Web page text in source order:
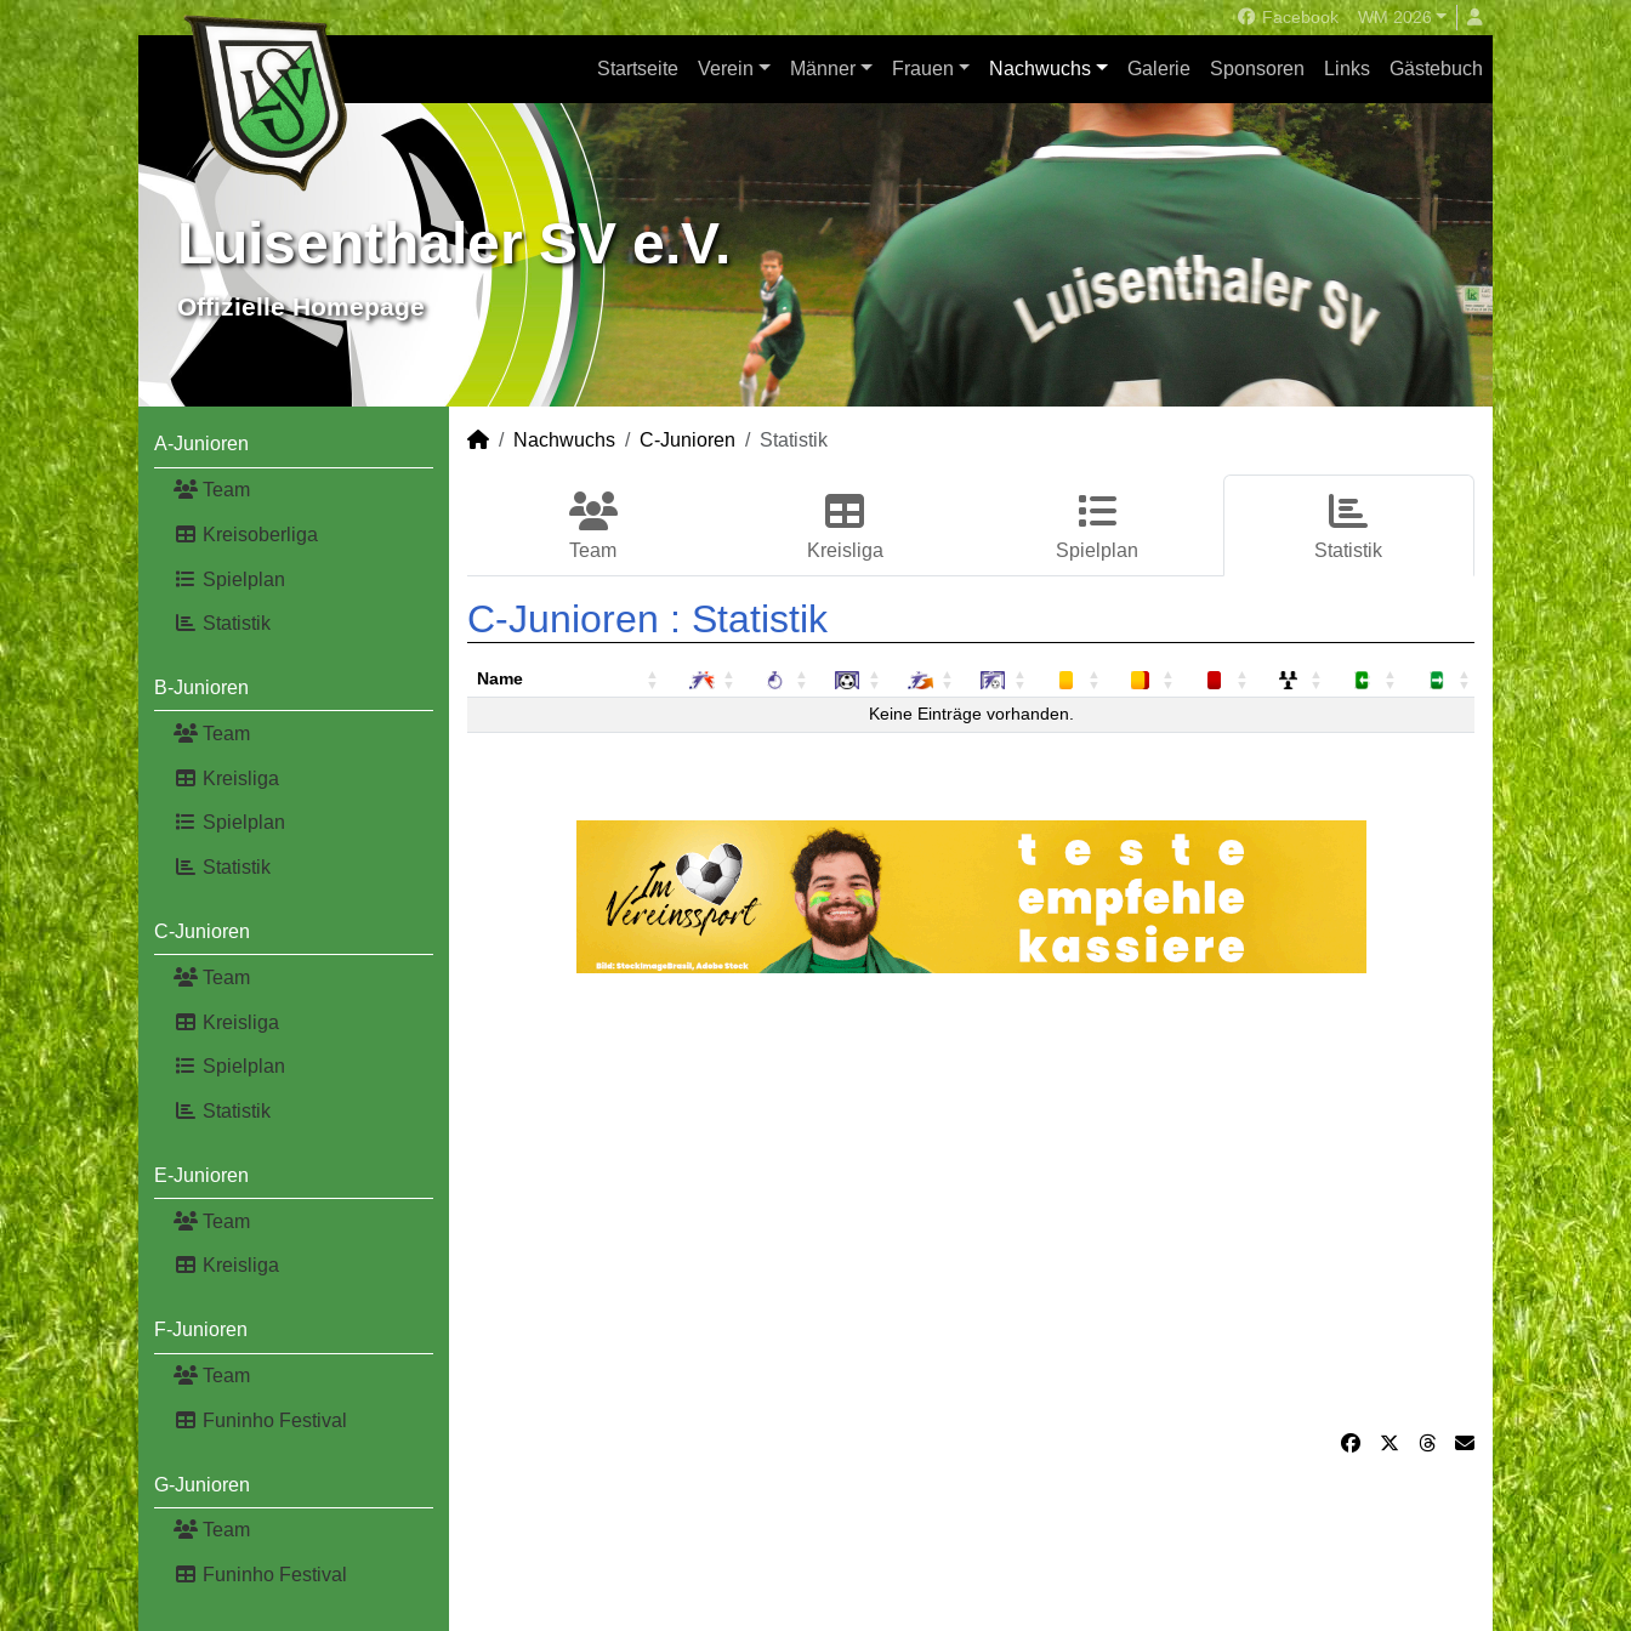
Facebook WM 2026
Startseite Verein Männer Frauen Nachwuchs Galerie Sponsoren Links Gästebuch
Luisenthaler SV e.V.
Offizielle Homepage
A-Junioren
Team
Kreisoberliga
Spielplan
Statistik
B-Junioren
Team
Kreisliga
Spielplan
Statistik
C-Junioren
Team
Kreisliga
Spielplan
Statistik
E-Junioren
Team
Kreisliga
F-Junioren
Team
Funinho Festival
G-Junioren
Team
Funinho Festival
Nachwuchs C-Junioren Statistik
Team Kreisliga Spielplan Statistik
C-Junioren : Statistik
Name
Keine Einträge vorhanden.